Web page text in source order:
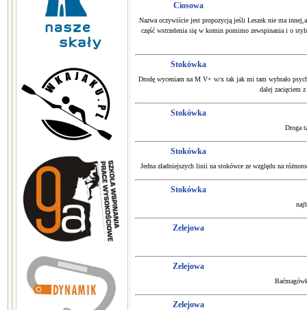
Ciosowa
Nazwa oczywiście jest propozycją jeśli Leszek nie ma
część wstrzelenia się w komin pomimo zewspinania i o
Stokówka
Drodę wyceniam na M V+ w/x tak jak mi tam wybrało
dalej zacięciem
Stokówka
Droga
Stokówka
Jedna zładniejszych linii na stokówce ze względu na
Stokówka
Zelejowa
Zelejowa
Zelejowa